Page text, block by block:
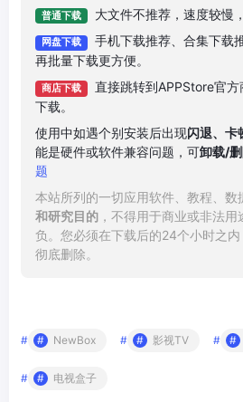
普通下载 大文件不推荐，速度较慢
网盘下载
手机下载推荐、合集下载
再批量下载更方便。
商店下载
直接跳转到APPStore官
下载。
使用中如遇个别安装后出现闪退、卡
能是硬件或软件兼容问题，可卸载/
题
本站所列的一切应用软件、教程、数
和研究目的 ，不得用于商业或非法
负。您必须在下载后的24个小时之
彻底删除。
# NewBox # 影视TV #
# 电视盒子